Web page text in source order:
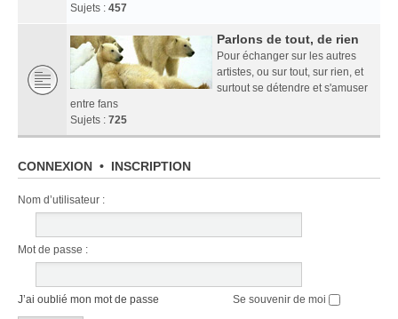
Sujets : 457
Parlons de tout, de rien
Pour échanger sur les autres
artistes, ou sur tout, sur rien, et
surtout se détendre et s'amuser
entre fans
Sujets : 725
CONNEXION • INSCRIPTION
Nom d’utilisateur :
Mot de passe :
J’ai oublié mon mot de passe Se souvenir de moi